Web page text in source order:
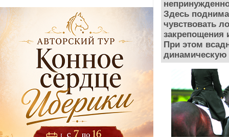
Здесь
чувствовать
При этом
динамическую